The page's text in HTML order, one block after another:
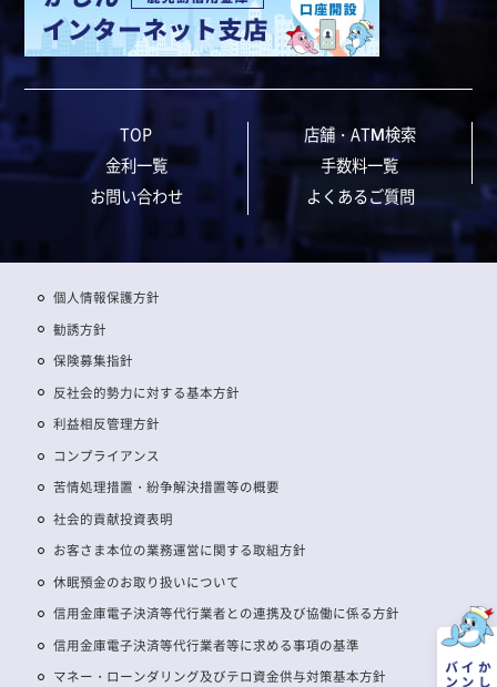
TOP
店舗・ATM検索
金利一覧
手数料一覧
お問い合わせ
よくあるご質問
個人情報保護方針
勧誘方針
保険募集指針
反社会的勢力に対する基本方針
利益相反管理方針
コンプライアンス
苦情処理措置・紛争解決措置等の概要
社会的貢献投資表明
お客さま本位の業務運営に関する取組方針
休眠預金のお取り扱いについて
信用金庫電子決済等代行業者との連携及び協働に係る方針
信用金庫電子決済等代行業者等に求める事項の基準
マネー・ローンダリング及びテロ資金供与対策基本方針